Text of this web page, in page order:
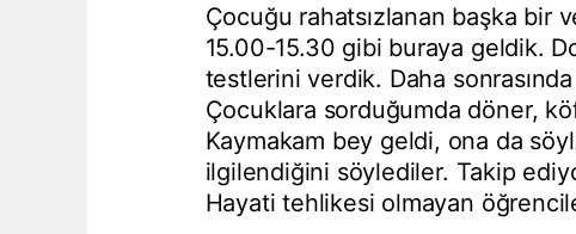
Çocuğu rahatsızlanan başka bir
15.00-15.30 gibi buraya geldik.
testlerini verdik. Daha
Çocuklara sorduğumda döner,
Kaymakam bey geldi, ona da
ilgilendiğini söylediler. Takip
Hayati tehlikesi olmayan